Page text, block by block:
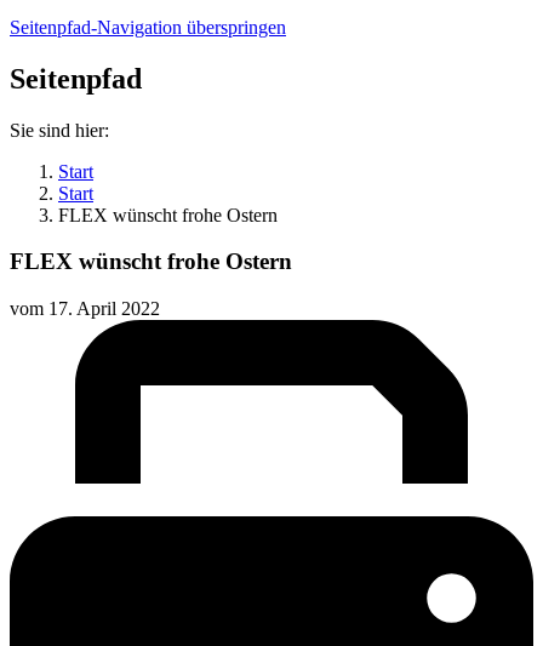
Seitenpfad-Navigation überspringen
Seitenpfad
Sie sind hier:
Start
Start
FLEX wünscht frohe Ostern
FLEX wünscht frohe Ostern
vom 17. April 2022